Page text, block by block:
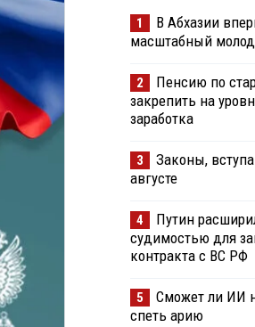
1
В Абхазии
масштабный
2
Пенсию по
закрепить на
заработка
3
Законы,
августе
4
Путин
судимостью для
контракта с ВС РФ
5
Сможет ли ИИ
спеть арию